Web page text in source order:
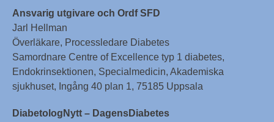
Ansvarig utgivare och Ordf SFD
Jarl Hellman
Överläkare, Processledare Diabetes
Samordnare Centre of Excellence typ 1 diabetes,
Endokrinsektionen, Specialmedicin, Akademiska
sjukhuset, Ingång 40 plan 1, 75185 Uppsala
DiabetologNytt – DagensDiabetes